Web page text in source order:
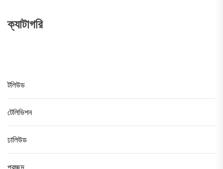
ক্যাটাগরি
টলিউড
টেলিভিশন
ঢালিউড